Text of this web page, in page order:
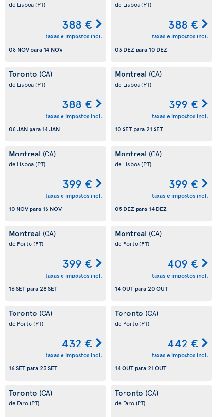
de Lisboa(PT)
388 €
taxas e impostos incl.
08 NOV para 14 NOV
de Lisboa(PT)
388 €
taxas e impostos incl.
03 DEZ para 10 DEZ
Toronto (CA)
de Lisboa(PT)
388 €
taxas e impostos incl.
08 JAN para 14 JAN
Montreal (CA)
de Lisboa(PT)
399 €
taxas e impostos incl.
10 SETpara21 SET
Montreal (CA)
de Lisboa(PT)
399 €
taxas e impostos incl.
10 NOV para 16 NOV
Montreal (CA)
de Lisboa(PT)
399 €
taxas e impostos incl.
05 DEZ para 14 DEZ
Montreal (CA)
de Porto(PT)
399 €
taxas e impostos incl.
16 SETpara28 SET
Montreal (CA)
de Porto(PT)
409 €
taxas e impostos incl.
14 OUTpara20 OUT
Toronto (CA)
de Porto(PT)
432 €
taxas e impostos incl.
16 SETpara23 SET
Toronto (CA)
de Porto(PT)
442 €
taxas e impostos incl.
14 OUTpara21 OUT
Toronto (CA)
de Faro(PT)
Toronto (CA)
de Faro(PT)